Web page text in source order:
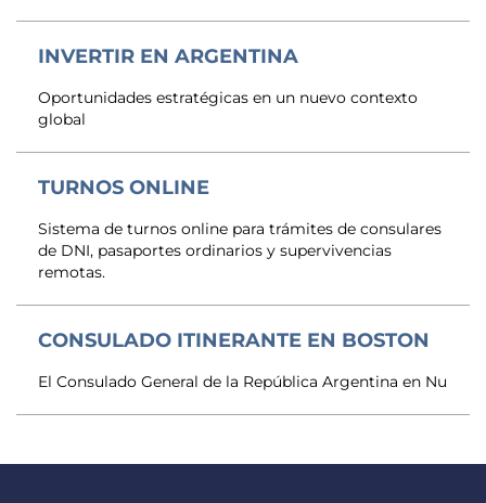
INVERTIR EN ARGENTINA
Oportunidades estratégicas en un nuevo contexto
global
TURNOS ONLINE
Sistema de turnos online para trámites de consulares
de DNI, pasaportes ordinarios y supervivencias
remotas.
CONSULADO ITINERANTE EN BOSTON
El Consulado General de la República Argentina en Nu